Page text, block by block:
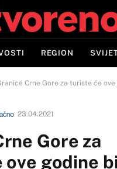
REGION
Crne Gore za turiste će ove
23.04.2021
Gore za
godine